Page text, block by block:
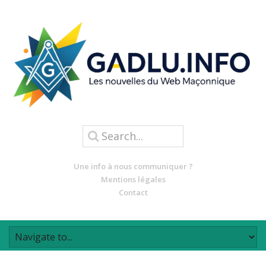
Une info à nous communiquer ?
Mentions légales
Contact